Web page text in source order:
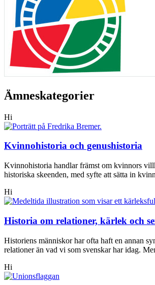
Ämneskategorier
Hi
Kvinnohistoria och genushistoria
Kvinnohistoria handlar främst om kvinnors
historiska skeenden, med syfte att sätta in
Hi
Historia om relationer, kärlek och
Historiens människor har ofta haft en annan
relationer än vad vi som svenskar har idag.
Hi